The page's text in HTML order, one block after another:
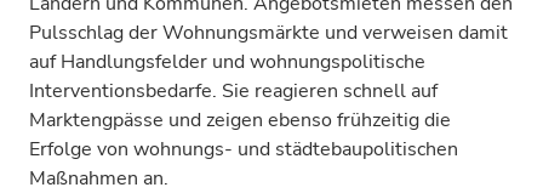
Pulsschlag der Wohnungsmärkte und verweisen damit
auf Handlungsfelder und wohnungspolitische
Interventionsbedarfe. Sie reagieren schnell auf
Marktengpässe und zeigen ebenso frühzeitig die
Erfolge von wohnungs- und städtebaupolitischen
Maßnahmen an.